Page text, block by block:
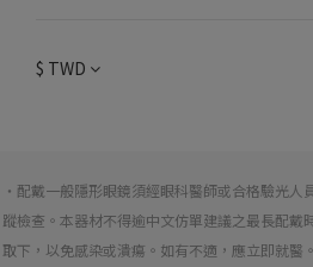
$ TWD
・配戴一般隱形眼鏡須經眼科醫師或合格驗光
蹤檢查。本器材不得逾中文仿單建議之最長配戴
取下，以免感染或潰瘍。如有不適，應立即就醫